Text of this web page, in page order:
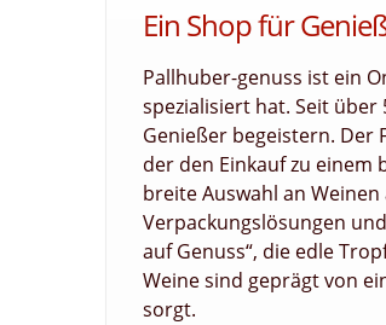
Ein Shop für
Pallhuber-genuss ist ein
spezialisiert hat. Seit über
Genießer begeistern. Der
der den Einkauf zu einem
breite Auswahl an
Verpackungslösungen
auf Genuss“, die edle
Weine sind geprägt von
sorgt.